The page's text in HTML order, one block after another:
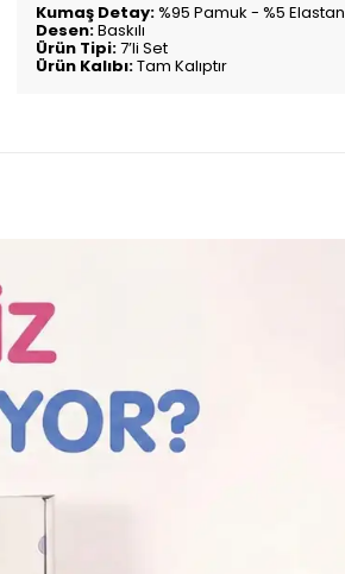
Kumaş Detay:%95 Pamuk - %5 Elastan
Desen:Baskılı
Ürün Tipi:7’li Set
Ürün Kalıbı:Tam Kalıptır